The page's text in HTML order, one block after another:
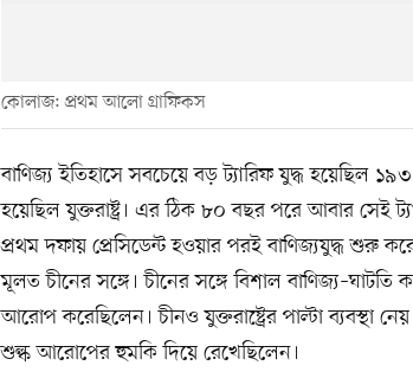
কোলাজ: প্রথম আলো গ্রাফিকস
বাণিজ্য ইতিহাসে সবচেয়ে বড় ট্যারিফ যুদ্ধ হয়েছিল
হয়েছিল যুক্তরাষ্ট্র। এর ঠিক ৮০ বছর পরে আবার সেই
প্রথম দফায় প্রেসিডেন্ট হওয়ার পরই বাণিজ্যযুদ্ধ শুরু
মূলত চীনের সঙ্গে। চীনের সঙ্গে বিশাল
আরোপ করেছিলেন। চীনও যুক্তরাষ্ট্রের পাল্টা ব্যবস্থা
শুল্ক আরোপের হুমকি দিয়ে রেখেছিলেন।